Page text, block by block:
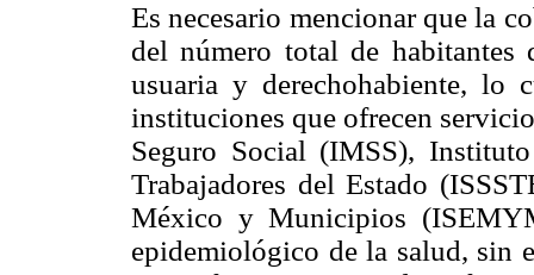
Es necesario mencionar que la
del número total de
usuaria y derechohabiente, lo
instituciones que ofrecen
Seguro Social (IMSS),
Trabajadores del Estado
México y Municipios
epidemiológico de la salud, sin